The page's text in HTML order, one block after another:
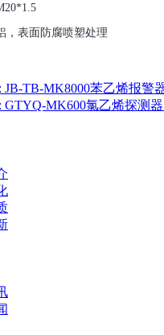
，表面防腐喷塑处理
: JB-TB-MK8000苯乙烯报警
: GTYQ-MK600氯乙烯探测器